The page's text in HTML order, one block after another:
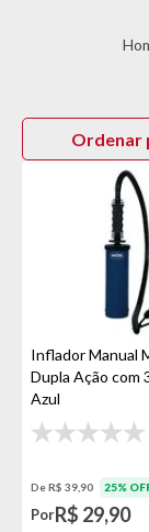
Ordenar
Inflador Manual
Dupla Ação com
Azul
De R$ 39,90 25%
PorR$ 29,90